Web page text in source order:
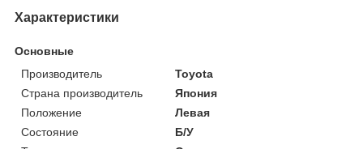
Характеристики
Основные
Производитель
Toyota
Страна производитель
Япония
Положение
Левая
Состояние
Б/У